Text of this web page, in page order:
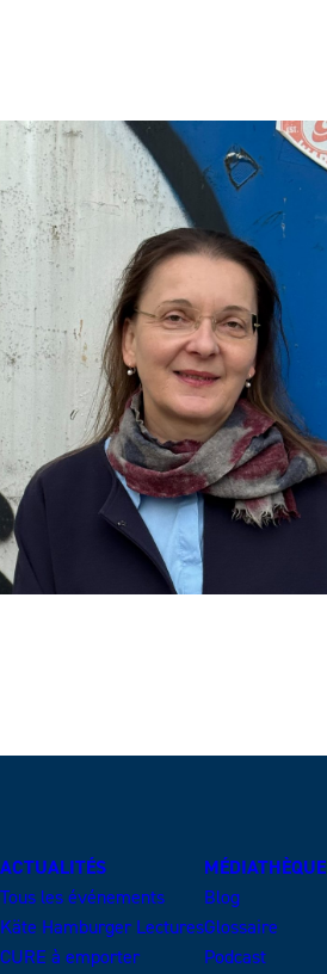
ACTUALITÉS
Tous les événements
Käte Hamburger Lectures
CURE à emporter
MÉDIATHÈQUE
Blog
Glossaire
Podcast